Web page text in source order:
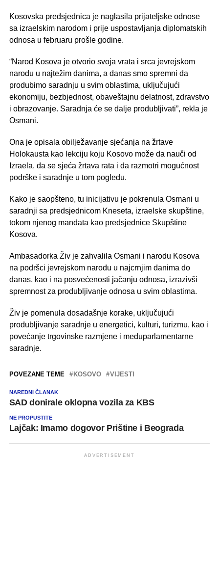
Kosovska predsjednica je naglasila prijateljske odnose
sa izraelskim narodom i prije uspostavljanja diplomatskih
odnosa u februaru prošle godine.
“Narod Kosova je otvorio svoja vrata i srca jevrejskom
narodu u najtežim danima, a danas smo spremni da
produbimo saradnju u svim oblastima, uključujući
ekonomiju, bezbjednost, obaveštajnu delatnost, zdravstvo
i obrazovanje. Saradnja će se dalje produbljivati”, rekla je
Osmani.
Ona je opisala obilježavanje sjećanja na žrtave
Holokausta kao lekciju koju Kosovo može da nauči od
Izraela, da se sjeća žrtava rata i da razmotri mogućnost
podrške i saradnje u tom pogledu.
Kako je saopšteno, tu inicijativu je pokrenula Osmani u
saradnji sa predsjednicom Kneseta, izraelske skupštine,
tokom njenog mandata kao predsjednice Skupštine
Kosova.
Ambasadorka Živ je zahvalila Osmani i narodu Kosova
na podršci jevrejskom narodu u najcrnjim danima do
danas, kao i na posvećenosti jačanju odnosa, izrazivši
spremnost za produbljivanje odnosa u svim oblastima.
Živ je pomenula dosadašnje korake, uključujući
produbljivanje saradnje u energetici, kulturi, turizmu, kao i
povećanje trgovinske razmjene i međuparlamentarne
saradnje.
POVEZANE TEME KOSOVO VIJESTI
NAREDNI ČLANAK
SAD donirale oklopna vozila za KBS
NE PROPUSTITE
Lajčak: Imamo dogovor Prištine i Beograda
ADVERTISEMENT